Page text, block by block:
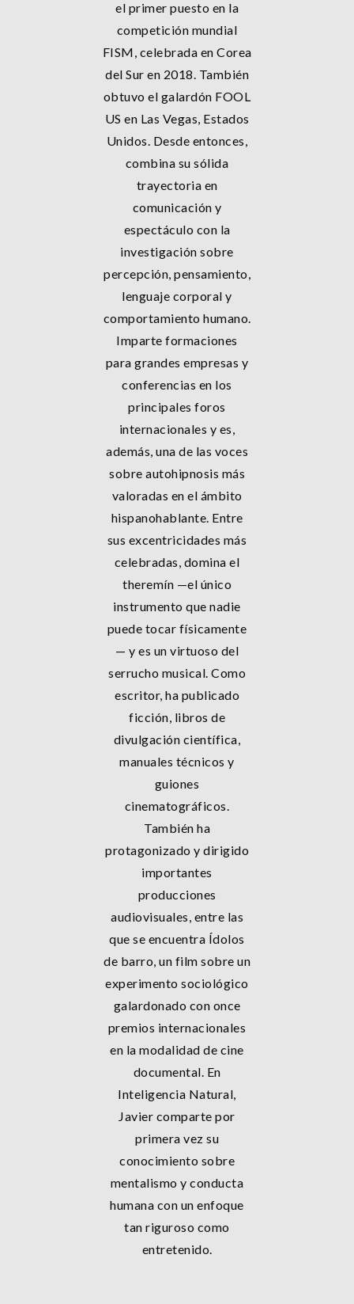
el primer puesto en la
competición mundial
FISM, celebrada en Corea
del Sur en 2018. También
obtuvo el galardón FOOL
US en Las Vegas, Estados
Unidos. Desde entonces,
combina su sólida
trayectoria en
comunicación y
espectáculo con la
investigación sobre
percepción, pensamiento,
lenguaje corporal y
comportamiento humano.
Imparte formaciones
para grandes empresas y
conferencias en los
principales foros
internacionales y es,
además, una de las voces
sobre autohipnosis más
valoradas en el ámbito
hispanohablante. Entre
sus excentricidades más
celebradas, domina el
theremín —el único
instrumento que nadie
puede tocar físicamente
— y es un virtuoso del
serrucho musical. Como
escritor, ha publicado
ficción, libros de
divulgación científica,
manuales técnicos y
guiones
cinematográficos.
También ha
protagonizado y dirigido
importantes
producciones
audiovisuales, entre las
que se encuentra Ídolos
de barro, un film sobre un
experimento sociológico
galardonado con once
premios internacionales
en la modalidad de cine
documental. En
Inteligencia Natural,
Javier comparte por
primera vez su
conocimiento sobre
mentalismo y conducta
humana con un enfoque
tan riguroso como
entretenido.